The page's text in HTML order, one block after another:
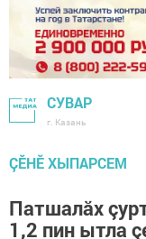
СУВАР
г. Казань
ÇӖНӖ ХЫПАРСЕМ
Патшалăх
1,2 пин ытла